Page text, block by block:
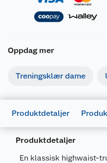
Oppdag mer
Treningsklær dame
Produktdetaljer
Produktdetaljer
En klassisk highwaist-